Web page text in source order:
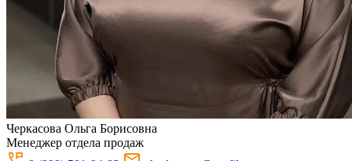
Черкасова Ольга Борисовна
Менеджер отдела продаж